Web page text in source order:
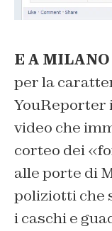
E A MILANO
per la
YouReporter
video che
corteo dei
alle porte di
poliziotti che
i caschi e